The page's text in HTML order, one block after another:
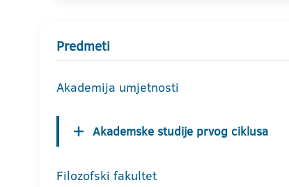
Predmeti
Akademija umjetnosti
Akademske studije prvog ciklusa
Filozofski fakultet